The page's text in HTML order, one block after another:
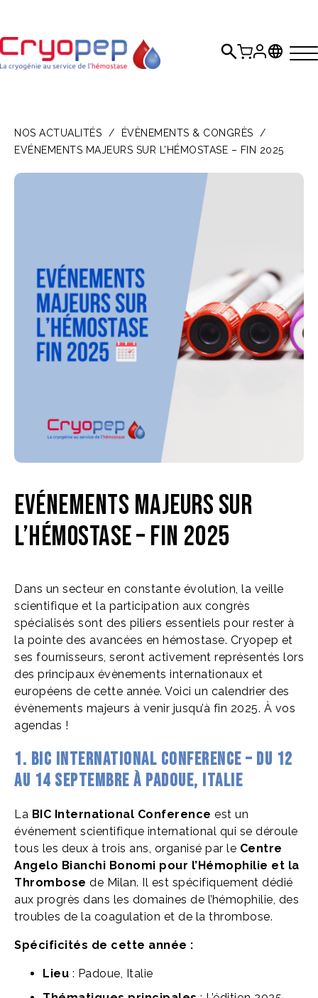
NOS ACTUALITÉS / ÉVÈNEMENTS & CONGRÈS
/
EVÉNEMENTS MAJEURS SUR L’HÉMOSTASE – FIN 2025
Evénements majeurs sur
l’hémostase – fin 2025
Dans un secteur en constante évolution, la veille
scientifique et la participation aux congrès
spécialisés sont des piliers essentiels pour rester à
la pointe des avancées en hémostase. Cryopep et
ses fournisseurs, seront activement représentés lors
des principaux évènements internationaux et
européens de cette année. Voici un calendrier des
évènements majeurs à venir jusqu’à fin 2025. À vos
agendas !
1. BIC International Conference – Du 12
au 14 septembre à Padoue, Italie
La BIC International Conference est un
événement scientifique international qui se déroule
tous les deux à trois ans, organisé par le Centre
Angelo Bianchi Bonomi pour l’Hémophilie et la
Thrombose de Milan. Il est spécifiquement dédié
aux progrès dans les domaines de l’hémophilie, des
troubles de la coagulation et de la thrombose.
Spécificités de cette année :
Lieu : Padoue, Italie